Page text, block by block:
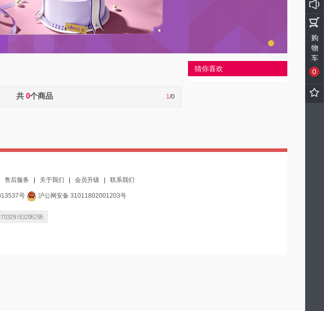
共 0个商品 1/0
猜你喜欢
售后服务 关于我们 会员升级 联系我们
号 沪公网安备 31011802001203号
购
物
车
0